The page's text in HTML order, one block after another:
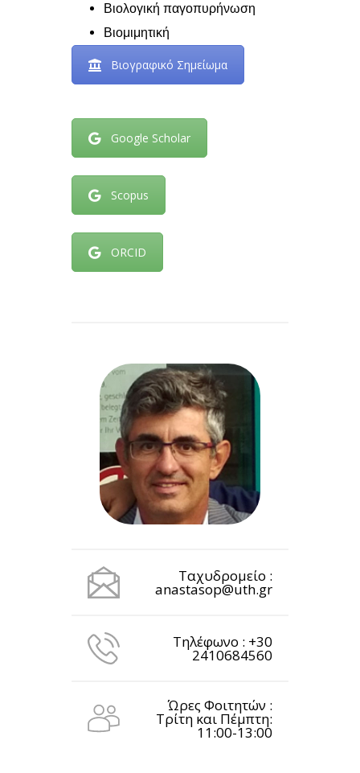
Βιολογική παγοπυρήνωση
Βιομιμητική
Βιογραφικό Σημείωμα
Google Scholar
Scopus
ORCID
Ταχυδρομείο :
anastasop@uth.gr
Τηλέφωνο : +30
2410684560
Ώρες Φοιτητών :
Τρίτη και Πέμπτη:
11:00-13:00